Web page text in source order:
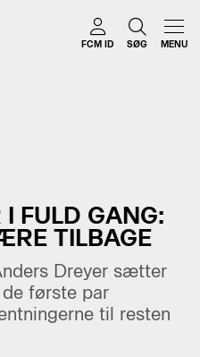
FCM ID SØG MENU
FULD GANG:
TILBAGE
Dreyer sætter
første par
til resten